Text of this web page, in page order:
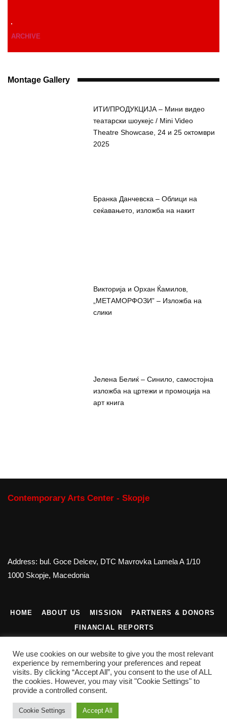
ARCHIVE
Montage Gallery
ИТИ/ПРОДУКЦИЈА – Мини видео
театарски шоукејс / Mini Video
Theatre Showcase, 24 и 25 октомври
2025
Бранка Данчевска – Облици на
сеќавањето, изложба на накит
Викторија и Орхан Ќамилов,
„МЕТАМОРФОЗИ” – Изложба на
слики
Јелена Белиќ – Синило, самостојна
изложба на цртежи и промоција на
арт книга
Contemporary Arts Center - Skopje
Address: bul. Goce Delcev, DTC Mavrovka Lamela A 1/10
1000 Skopje, Macedonia
HOME ABOUT US MISSION
PARTNERS & DONORS
FINANCIAL REPORTS
©2022 Contemporary Art Center. All Rights Reserved
Privacy Policy
We use cookies on our website to give you the most relevant
experience by remembering your preferences and repeat
visits. By clicking “Accept All”, you consent to the use of ALL
the cookies. However, you may visit "Cookie Settings" to
provide a controlled consent.
Cookie Settings Accept All